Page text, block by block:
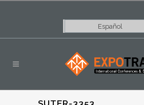
Español